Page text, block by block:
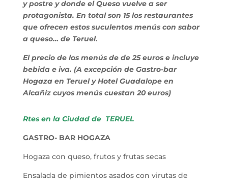
y postre y donde el Queso vuelve a ser
protagonista. En total son 15 los restaurantes
que ofrecen estos suculentos menús con sabor
a queso… de Teruel.
El precio de los menús de de 25 euros e incluye
bebida e iva. (A excepción de Gastro-bar
Hogaza en Teruel y Hotel Guadalope en
Alcañiz cuyos menús cuestan 20 euros)
Rtes en la Ciudad de TERUEL
GASTRO- BAR HOGAZA
Hogaza con queso, frutos y frutas secas
Ensalada de pimientos asados con virutas de